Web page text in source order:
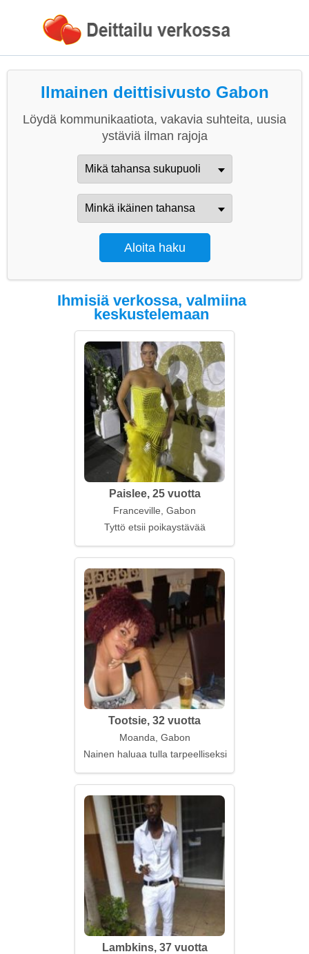
Ilmainen deittisivusto Gabon
Löydä kommunikaatiota, vakavia suhteita, uusia
ystäviä ilman rajoja
Ihmisiä verkossa, valmiina
keskustelemaan
Paislee, 25 vuotta
Franceville, Gabon
Tyttö etsii poikaystävää
Tootsie, 32 vuotta
Moanda, Gabon
Nainen haluaa tulla tarpeelliseksi
Lambkins, 37 vuotta